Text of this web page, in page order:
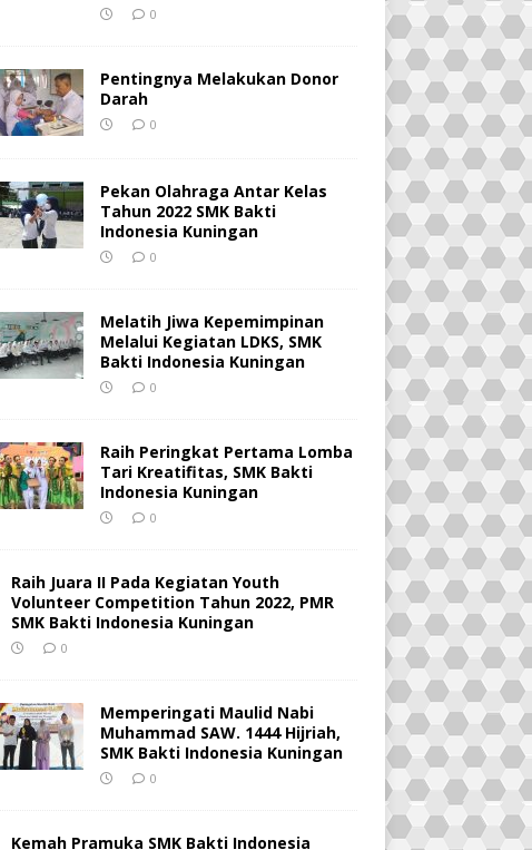
0
Pentingnya Melakukan Donor
Darah
0
Pekan Olahraga Antar Kelas
Tahun 2022 SMK Bakti
Indonesia Kuningan
0
Melatih Jiwa Kepemimpinan
Melalui Kegiatan LDKS, SMK
Bakti Indonesia Kuningan
0
Raih Peringkat Pertama Lomba
Tari Kreatifitas, SMK Bakti
Indonesia Kuningan
0
Raih Juara II Pada Kegiatan Youth
Volunteer Competition Tahun 2022, PMR
SMK Bakti Indonesia Kuningan
0
Memperingati Maulid Nabi
Muhammad SAW. 1444 Hijriah,
SMK Bakti Indonesia Kuningan
0
Kemah Pramuka SMK Bakti Indonesia